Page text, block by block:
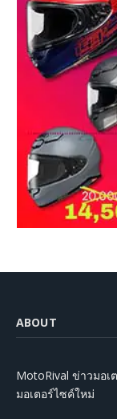
ABOUT
MotoRival ข่าวมอเ
มอเตอร์ไซค์ใหม่